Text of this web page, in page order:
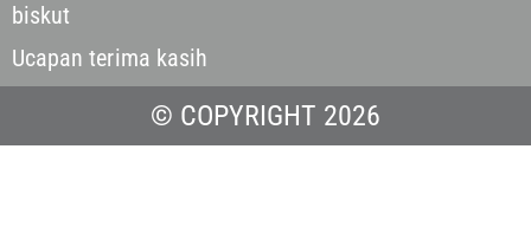
biskut
Ucapan terima kasih
© COPYRIGHT 2026